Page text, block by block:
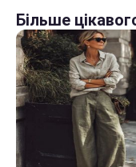
Більше